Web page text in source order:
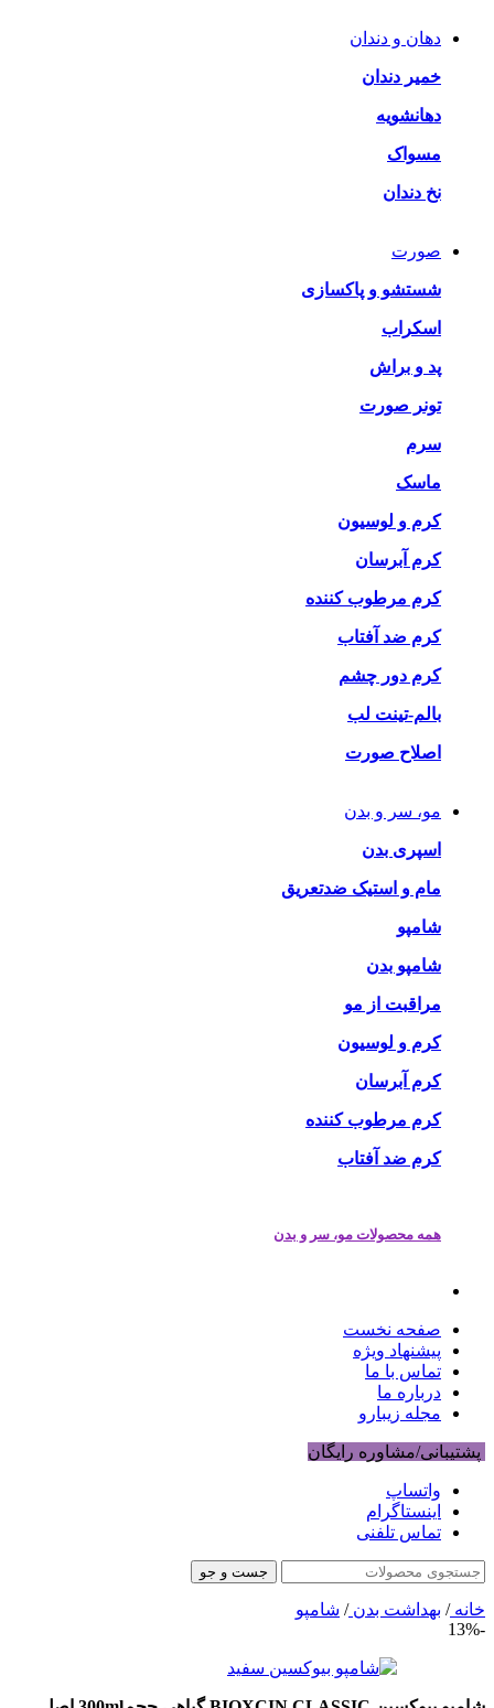
دهان و دندان
خمیر دندان
دهانشویه
مسواک
نخ دندان
صورت
شستشو و پاکسازی
اسکراب
پد و براش
تونر صورت
سرم
ماسک
کرم و لوسیون
کرم آبرسان
کرم مرطوب کننده
کرم ضد آفتاب
کرم دور چشم
بالم-تینت لب
اصلاح صورت
مو، سر و بدن
اسپری بدن
مام و استیک ضدتعریق
شامپو
شامپو بدن
مراقبت از مو
کرم و لوسیون
کرم آبرسان
کرم مرطوب کننده
کرم ضد آفتاب
همه محصولات مو، سر و بدن
صفحه نخست
پیشنهاد ویژه
تماس با ما
درباره ما
مجله زیبارو
پشتیبانی/مشاوره رایگان
واتساپ
اینستاگرام
تماس تلفنی
جست و جو
خانه/ بهداشت بدن/ شامپو
-13%